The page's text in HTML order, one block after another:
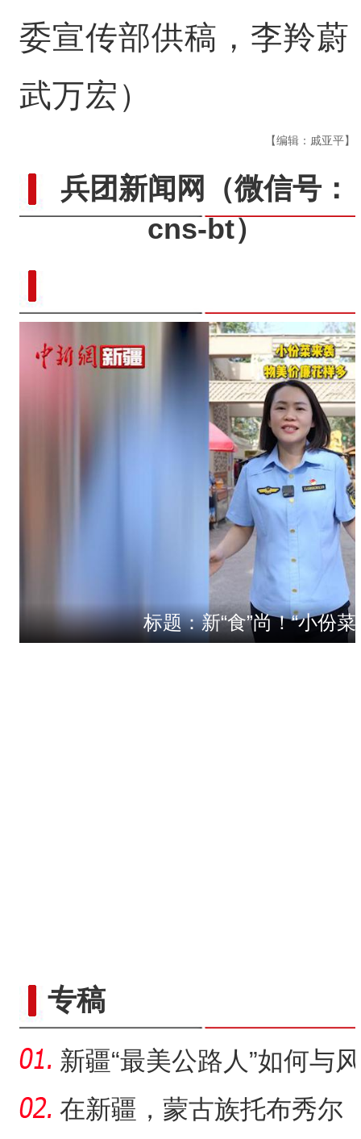
委宣传部供稿，李羚蔚
武万宏）
【编辑：戚亚平】
兵团新闻网
（微信号：
cns-bt）
标题：新“食”尚！“小份
专稿
新疆“最美公路人”如何与风
沙“硬碰硬”？
在新疆，蒙古族托布秀尔